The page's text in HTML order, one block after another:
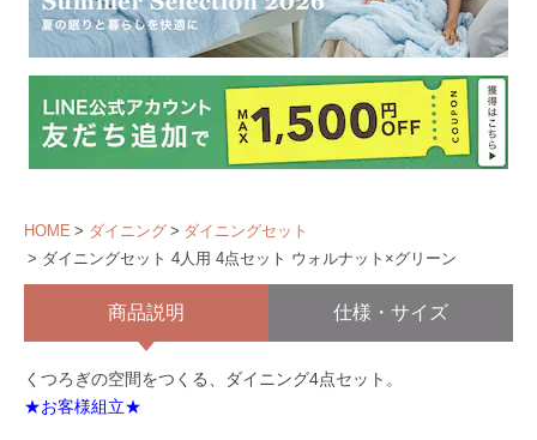
HOME ダイニング
ダイニングセット
ダイニングセット 4人用 4点セット ウォルナット×グリーン
商品説明 仕様・サイズ
くつろぎの空間をつくる、ダイニング4点セット。
★お客様組立★